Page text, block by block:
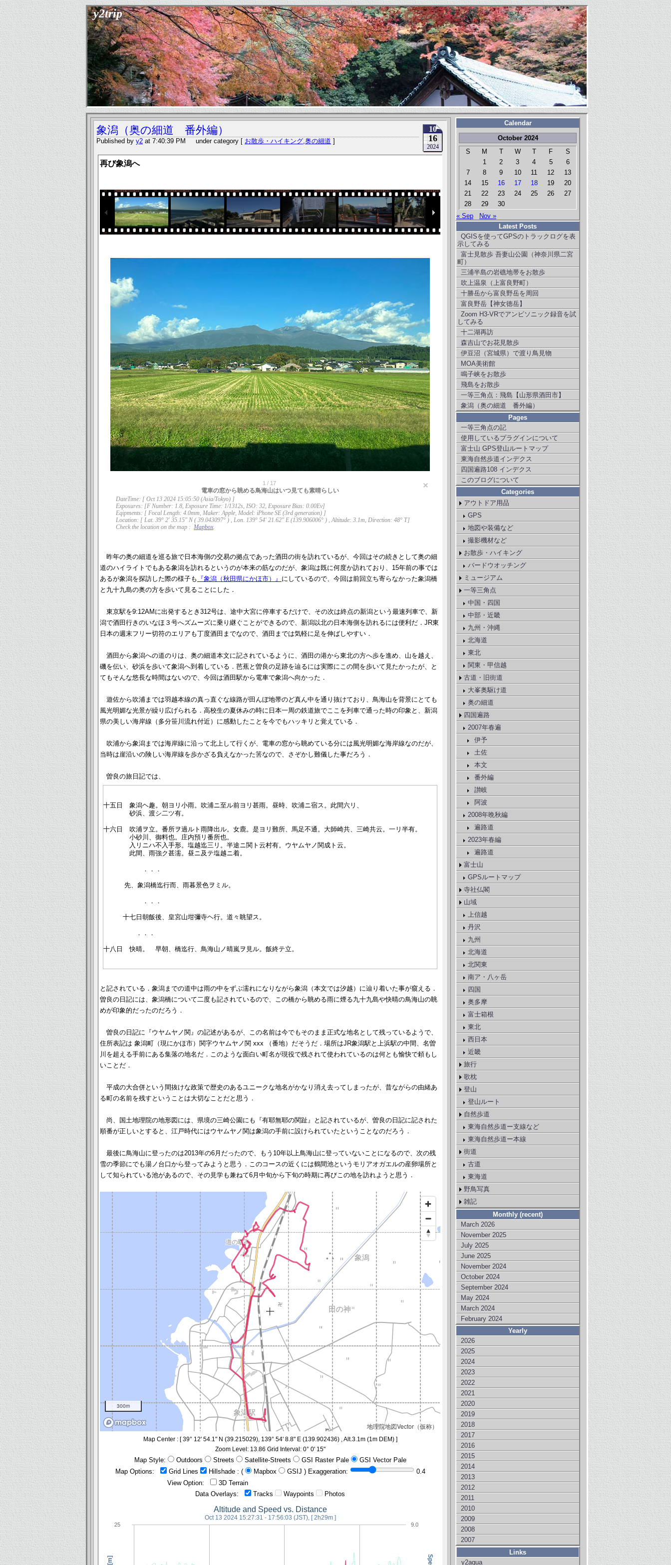
y2trip
10
16
2024
象潟（奥の細道 番外編）
Published by y2 at 7:40:39 PM under category [ お散歩・ハイキング,奥の細道 ]
再び象潟へ
1 / 17
電車の窓から眺める鳥海山はいつ見ても素晴らしい
DateTime: [ Oct 13 2024 15:05:50 (Asia/Tokyo) ]
Exposures: [F Number: 1.8, Exposure Time: 1/1312s, ISO: 32, Exposure Bias: 0.00Ev]
Eqipments: [ Focal Length: 4.0mm, Maker: Apple, Model: iPhone SE (3rd generation) ]
Location: [ Lat. 39° 2' 35.15" N ( 39.043097° ) , Lon. 139° 54' 21.62" E (139.906006° ) , Altitude: 3.1m, Direction: 48° T]
Check the location on the map : Mapbox
昨年の奥の細道を巡る旅で日本海側の交易の拠点であった酒田の街を訪れているが、今回はその続きとして奥の細
道のハイライトでもある象潟を訪れるというのが本来の筋なのだが、象潟は既に何度か訪れており、15年前の事では
あるが象潟を探訪した際の様子も
『象潟（秋田県にかほ市）』 にしているので、今回は前回立ち寄らなかった象潟橋
と九十九島の奥の方を歩いて見ることにした．
東京駅を9:12AMに出発するとき312号は、途中大宮に停車するだけで、その次は終点の新潟という最速列車で、新
潟で酒田行きのいなほ３号へズムーズに乗り継ぐことができるので、新潟以北の日本海側を訪れるには便利だ．JR東
日本の週末フリー切符のエリアも丁度酒田までなので、酒田までは気軽に足を伸ばしやすい．
酒田から象潟への道のりは、奥の細道本文に記されているように、酒田の港から東北の方へ歩を進め、山を越え、
磯を伝い、砂浜を歩いて象潟へ到着している．芭蕉と曽良の足跡を辿るには実際にこの間を歩いて見たかったが、と
てもそんな悠長な時間はないので、今回は酒田駅から電車で象潟へ向かった．
遊佐から吹浦までは羽越本線の真っ直ぐな線路が田んぼ地帯のど真ん中を通り抜けており、鳥海山を背景にとても
風光明媚な光景が繰り広げられる．高校生の夏休みの時に日本一周の鉄道旅でここを列車で通った時の印象と、新潟
県の美しい海岸線（多分笹川流れ付近）に感動したことを今でもハッキリと覚えている．
吹浦から象潟までは海岸線に沿って北上して行くが、電車の窓から眺めている分には風光明媚な海岸線なのだが、
当時は崖沿いの険しい海岸線を歩かざる負えなかった筈なので、さぞかし難儀した事だろう．
曽良の旅日記では、
十五日　象潟ヘ趣。朝ヨリ小雨。吹浦ニ至ル前ヨリ甚雨。昼時、吹浦ニ宿ス。此間六リ、
砂浜、渡シ二ツ有。
十六日　吹浦ヲ立。番所ヲ過ルト雨降出ル。女鹿。是ヨリ難所、馬足不通。大師崎共、三崎共云。一リ半有。
小砂川、御料也。庄内預リ番所也。
入リニハ不入手形。塩越迄三リ。半途ニ関ト云村有。ウヤムヤノ関成ト云。
此間、雨強ク甚濡。昼ニ及テ塩越ニ着。
．．．
先、象潟橋迄行而、雨暮景色ヲミル。
．．．
十七日朝飯後、皇宮山坩彌寺ヘ行。道々眺望ス。
．．．
十八日　快晴。　早朝、橋迄行、鳥海山ノ晴嵐ヲ見ル。飯終テ立。
と記されている．象潟までの道中は雨の中をずぶ濡れになりながら象潟（本文では汐越）に辿り着いた事が窺える．
曽良の日記には、象潟橋について二度も記されているので、この橋から眺める雨に煙る九十九島や快晴の鳥海山の眺
めが印象的だったのだろう．
曽良の日記に『ウヤムヤノ関』の記述があるが、この名前は今でもそのまま正式な地名として残っているようで、
住所表記は 象潟町（現にかほ市）関字ウヤムヤノ関 xxx （番地）だそうだ．場所はJR象潟駅と上浜駅の中間、名曽
川を超える手前にある集落の地名だ．このような面白い町名が現役で残されて使われているのは何とも愉快で頼もし
いことだ．
平成の大合併という間抜けな政策で歴史のあるユニークな地名がかなり消え去ってしまったが、昔ながらの由緒あ
る町の名前を残すということは大切なことだと思う．
尚、国土地理院の地形図には、県境の三崎公園にも『有耶無耶の関趾』と記されているが、曽良の日記に記された
順番が正しいとすると、江戸時代にはウヤムヤノ関は象潟の手前に設けられていたということなのだろう．
最後に鳥海山に登ったのは2013年の6月だったので、もう10年以上鳥海山に登っていないことになるので、次の残
雪の季節にでも湯ノ台口から登ってみようと思う．このコースの近くには鶴間池というモリアオガエルの産卵場所と
して知られている池があるので、その見学も兼ねて6月中旬から下旬の時期に再びこの地を訪れようと思う．
300m
地理院地図Vector（仮称）
Map Center : [39° 12' 54.1" N (39.215029), 139° 54' 8.8" E (139.902436) , Alt.3.1m (1m DEM) ]
Zoom Level: 13.86 Grid Interval: 0° 0' 15"
Map Style: Outdoors Streets Satellite-Streets GSI Raster Pale
GSI Vector Pale
Map Options:
Grid Lines Hillshade : ( Mapbox GSIJ ) Exaggeration:
0.4
View Option:
3D Terrain
Data Overlays:
Tracks Waypoints Photos
Altitude and Speed vs. Distance
Oct 13 2024 15:27:31 - 17:56:03 (JST), [ 2h29m ]
25 9.0
Calendar
October 2024
S
M T W T F
S
1
2 3 4 5
6
7
8 9 10 11 12
13
14
15 16 17 18 19
20
21
22 23 24 25 26
27
28
29
30
« Sep
Nov »
Latest Posts
QGISを使ってGPSのトラックログを表
示してみる
富士見散歩 吾妻山公園（神奈川県二宮
町）
三浦半島の岩礁地帯をお散歩
吹上温泉（上富良野町）
十勝岳から富良野岳を周回
富良野岳【神女徳岳】
Zoom H3-VRでアンビソニック録音を試
してみる
十二湖再訪
森吉山でお花見散歩
伊豆沼（宮城県）で渡り鳥見物
MOA美術館
鳴子峡をお散歩
飛島をお散歩
一等三角点：飛島【山形県酒田市】
象潟（奥の細道 番外編）
Pages
一等三角点の記
使用しているプラグインについて
富士山 GPS登山ルートマップ
東海自然歩道インデクス
四国遍路108 インデクス
このブログについて
Categories
アウトドア用品
GPS
地図や装備など
撮影機材など
お散歩・ハイキング
バードウオッチング
ミュージアム
一等三角点
中国・四国
中部・近畿
九州・沖縄
北海道
東北
関東・甲信越
古道・旧街道
大峯奥駆け道
奥の細道
四国遍路
2007年春遍
伊予
土佐
本文
番外編
讃岐
阿波
2008年晩秋編
遍路道
2023年春編
遍路道
富士山
GPSルートマップ
寺社仏閣
山域
上信越
丹沢
九州
北海道
北関東
南ア・八ヶ岳
四国
奥多摩
富士箱根
東北
西日本
近畿
旅行
歌枕
登山
登山ルート
自然歩道
東海自然歩道ー支線など
東海自然歩道ー本線
街道
古道
東海道
野鳥写真
雑記
Monthly (recent)
March 2026
November 2025
July 2025
June 2025
November 2024
October 2024
September 2024
May 2024
March 2024
February 2024
Yearly
2026
2025
2024
2023
2022
2021
2020
2019
2018
2017
2016
2015
2014
2013
2012
2011
2010
2009
2008
2007
Links
y2aqua